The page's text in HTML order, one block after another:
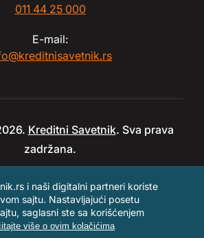
011 44 25 000
E-mail:
Kreditni Savetnik. Sva prava
zadržana.
i naši digitalni partneri koriste
sajtu. Nastavljajući posetu
saglasni ste sa korišćenjem
više o ovim kolačićima